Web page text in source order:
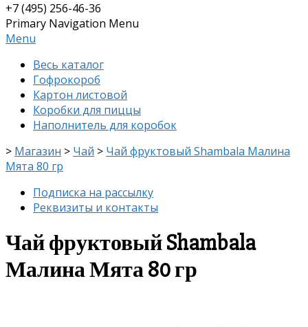
+7 (495) 256-46-36
Primary Navigation Menu
Menu
Весь каталог
Гофрокороб
Картон листовой
Коробки для пиццы
Наполнитель для коробок
> Магазин > Чай > Чай фруктовый Shambala Малина
Мята 80 гр
Подписка на рассылку
Реквизиты и контакты
Чай фруктовый Shambala
Малина Мята 80 гр